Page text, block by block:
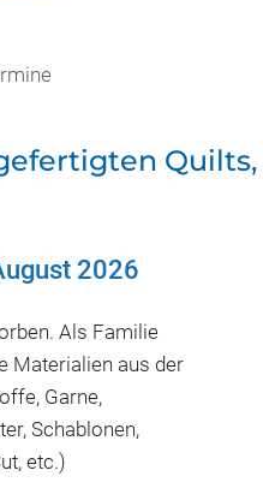
Quilts,
2026
Als Familie
Materialien aus der
Garne,
Schablonen,
etc.)